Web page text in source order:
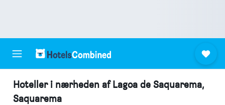
Hoteller i nærheden af Lagoa de Saquarema,
Saquarema